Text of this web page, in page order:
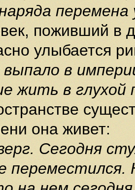
перемена
поживший в
улыбается
выпало в
жить в глухой
она живет:
Сегодня
переместился.